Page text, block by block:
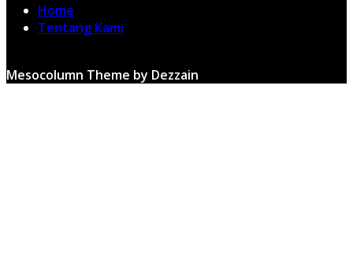
Home
Tentang Kami
Mesocolumn Theme by Dezzain